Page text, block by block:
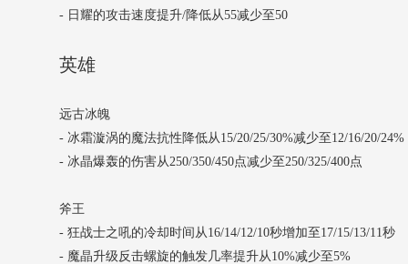
- 日耀的攻击速度提升/降低从55减少至50
英雄
远古冰魄
- 冰霜漩涡的魔法抗性降低从15/20/25/30%减少至12/16/20/24%
- 冰晶爆轰的伤害从250/350/450点减少至250/325/400点
斧王
- 狂战士之吼的冷却时间从16/14/12/10秒增加至17/15/13/11秒
- 魔晶升级反击螺旋的触发几率提升从10%减少至5%